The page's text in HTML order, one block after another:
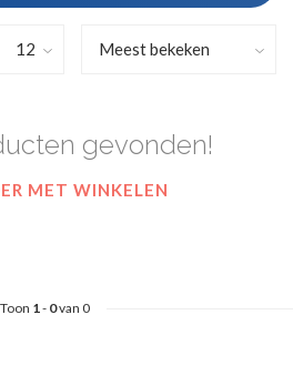
gevonden!
MET WINKELEN
Toon 1- 0van 0